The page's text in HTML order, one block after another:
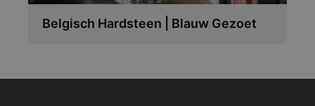
Belgisch Hardsteen | Blauw Gezoet